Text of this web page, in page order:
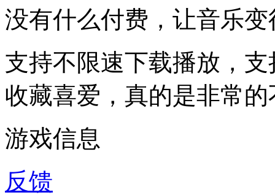
没有什么付费，让音乐
支持不限速下载播放，
收藏喜爱，真的是非常的
游戏信息
反馈